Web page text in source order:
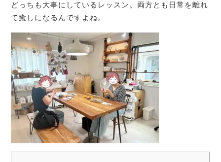
どっちも大事にしているレッスン。両方とも日常を離れ
て癒しになるんですよね。